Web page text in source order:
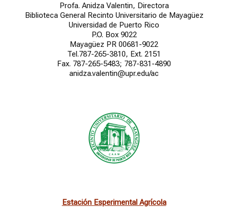
Profa. Anidza Valentin, Directora
Biblioteca General Recinto Universitario de Mayagüez
Universidad de Puerto Rico
P.O. Box 9022
Mayagüez PR 00681-9022
Tel.787-265-3810, Ext. 2151
Fax. 787-265-5483; 787-831-4890
anidza.valentin@upr.edu/ac
Estación Esperimental Agrícola